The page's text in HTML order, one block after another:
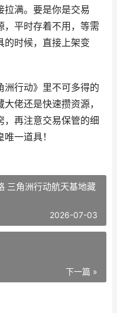
拉满。要是你是交易
，平时存着不用，等需
的时候，直接上架变
洲行动》里不可多得的
佬还是快速攒资源，
，再注意交易保管的细
一道具！
三角洲行动航天基地藏
2026-07-03
下一篇 »